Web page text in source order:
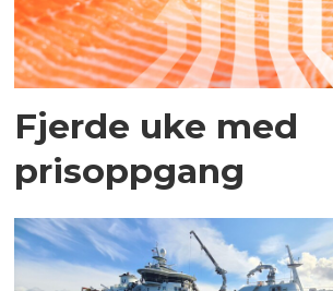
Fjerde uke med
prisoppgang